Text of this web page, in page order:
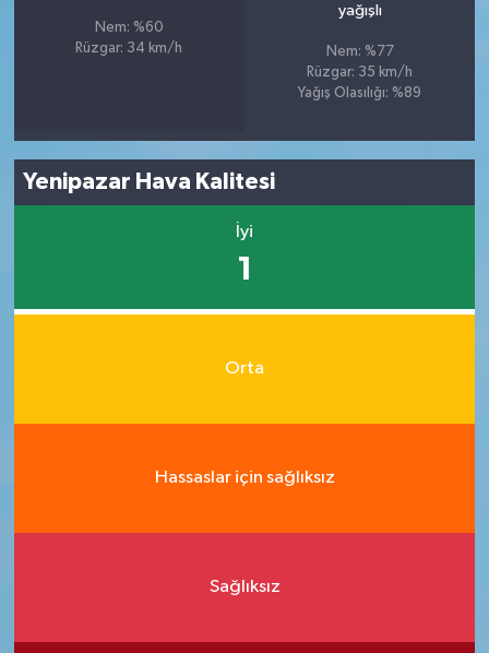
Nem: %60
Rüzgar: 34 km/h
yağışlı
Nem: %77
Rüzgar: 35 km/h
Yağış Olasılığı: %89
Yenipazar Hava Kalitesi
İyi
1
Orta
Hassaslar için sağlıksız
Sağlıksız